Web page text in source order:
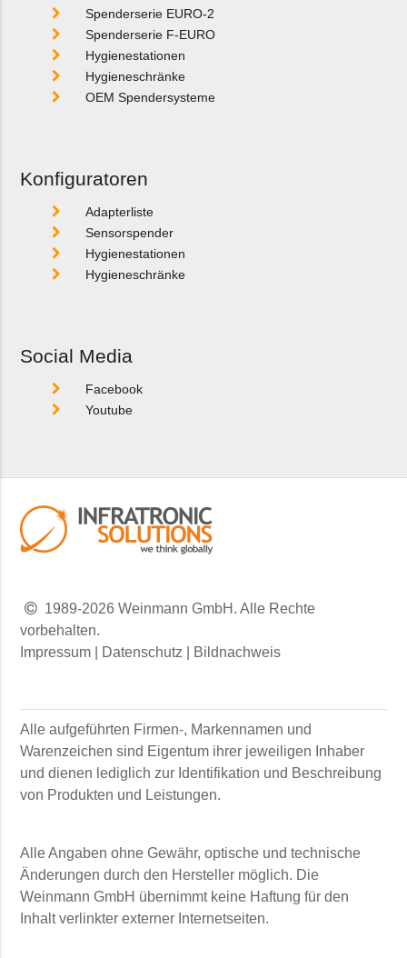
Spenderserie EURO-2
Spenderserie F-EURO
Hygienestationen
Hygieneschränke
OEM Spendersysteme
Konfiguratoren
Adapterliste
Sensorspender
Hygienestationen
Hygieneschränke
Social Media
Facebook
Youtube
1989-2026 Weinmann GmbH. Alle Rechte
vorbehalten.
Impressum
Datenschutz Bildnachweis
Alle aufgeführten Firmen-, Markennamen und
Warenzeichen sind Eigentum ihrer jeweiligen Inhaber
und dienen lediglich zur Identifikation und Beschreibung
von Produkten und Leistungen.
Alle Angaben ohne Gewähr, optische und technische
Änderungen durch den Hersteller möglich. Die
Weinmann GmbH übernimmt keine Haftung für den
Inhalt verlinkter externer Internetseiten.